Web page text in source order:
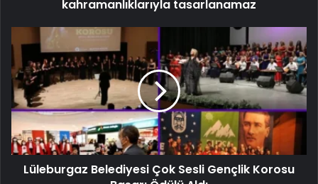
kahramanlıklarıyla tasarlanamaz
Lüleburgaz Belediyesi Çok Sesli Gençlik Korosu